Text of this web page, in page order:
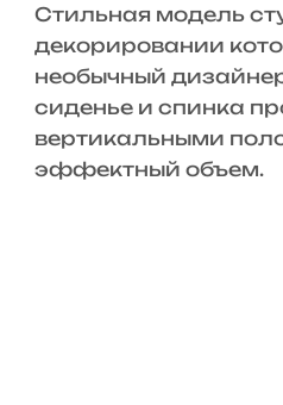
Стильная модель
декорировании
необычный
сиденье и спинка
вертикальными
эффектный объем.